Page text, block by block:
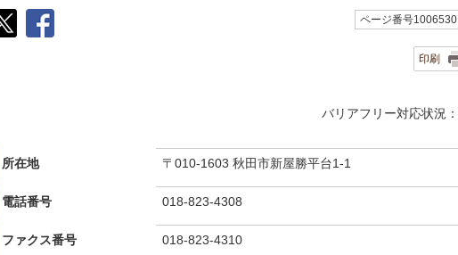
ページ番号1006530
印刷
バリアフリー対応状況：
所在地 〒010-1603 秋田市新屋勝平台1-1
電話番号 018-823-4308
ファクス番号 018-823-4310